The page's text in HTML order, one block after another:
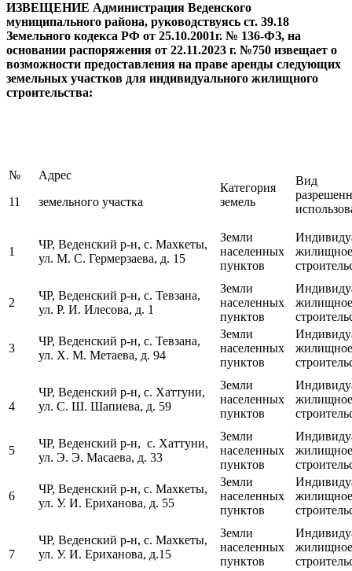
ИЗВЕЩЕНИЕ Администрация Веденского
муниципального района, руководствуясь ст. 39.18
Земельного кодекса РФ от 25.10.2001г. № 136-ФЗ, на
основании распоряжения от 22.11.2023 г. №750 извещает о
возможности предоставления на праве аренды следующих
земельных участков для индивидуального жилищного
строительства:
№
11
Адрес
земельного участка
Категория
земель
Вид
1
ЧР, Веденский р-н, с. Махкеты,
ул. М. С. Гермерзаева, д. 15
Земли
населенных
пунктов
жилищное
2
ЧР, Веденский р-н, с. Тевзана,
ул. Р. И. Илесова, д. 1
Земли
населенных
пунктов
жилищное
3
ЧР, Веденский р-н, с. Тевзана,
ул. Х. М. Метаева, д. 94
Земли
населенных
пунктов
жилищное
4
ЧР, Веденский р-н, с. Хаттуни,
ул. С. Ш. Шапиева, д. 59
Земли
населенных
пунктов
жилищное
5
ЧР, Веденский р-н, с. Хаттуни,
ул. Э. Э. Масаева, д. 33
Земли
населенных
пунктов
жилищное
6
ЧР, Веденский р-н, с. Махкеты,
ул. У. И. Ериханова, д. 55
Земли
населенных
пунктов
жилищное
7
ЧР, Веденский р-н, с. Махкеты,
ул. У. И. Ериханова, д.15
Земли
населенных
пунктов
жилищное